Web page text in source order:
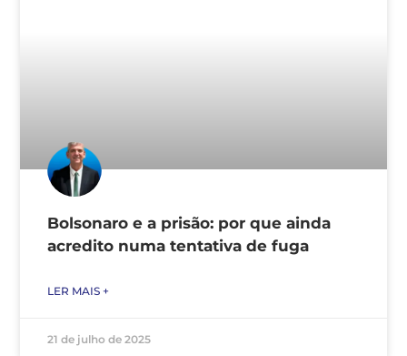
Bolsonaro e a prisão: por que ainda
acredito numa tentativa de fuga
LER MAIS +
21 de julho de 2025